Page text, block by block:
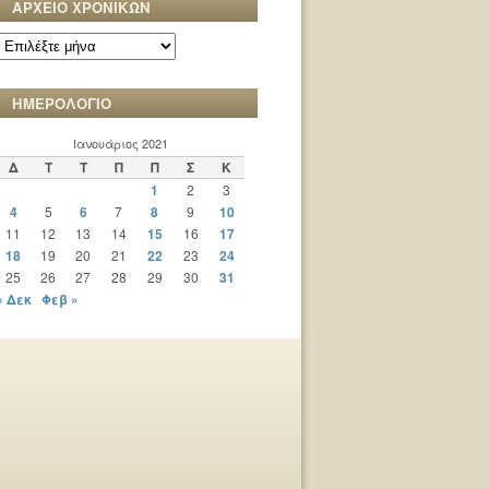
ΑΡΧΕΙΟ ΧΡΟΝΙΚΩΝ
ΑΡΧΕΙΟ
ΗΜΕΡΟΛΟΓΙΟ
Ιανουάριος 2021
Δ Τ Τ Π Π Σ
Κ
1
2 3
4 5 6 7 8 9 10
11 12 13 14 15 16
17
18
19 20 21 22 23 24
25 26 27 28 29 30
31
Δεκ Φεβ »